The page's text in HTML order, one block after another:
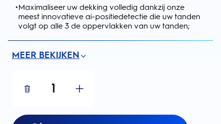
•Maximaliseer uw dekking volledig dankzij onze
meest innovatieve ai-positiedetectie die uw tanden
volgt op alle 3 de oppervlakken van uw tanden;
MEER BEKIJKEN
1